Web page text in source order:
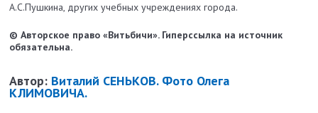
А.С.Пушкина, других учебных учреждениях города.
© Авторское право «Витьбичи». Гиперссылка на источник
обязательна.
Автор: Виталий СЕНЬКОВ. Фото Олега
КЛИМОВИЧА.